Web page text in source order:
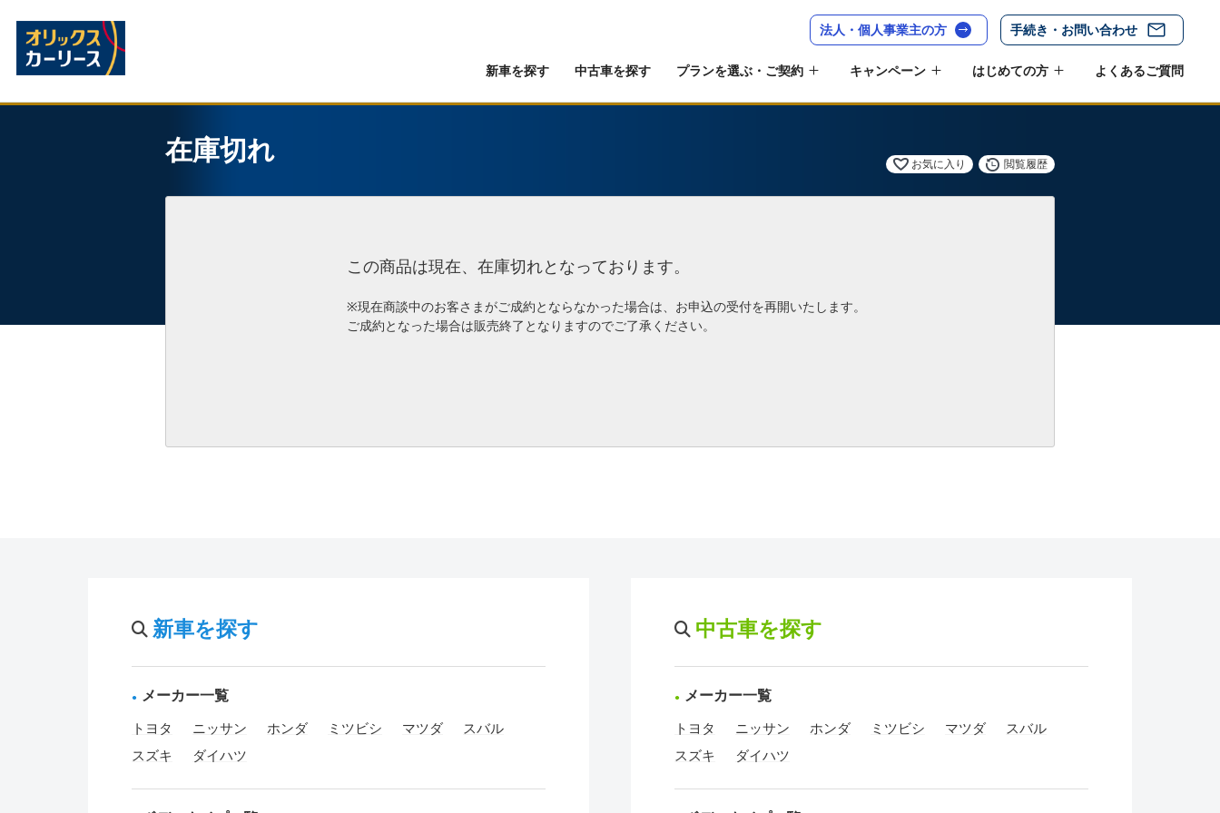
法人・個人事業主の方 手続き・お問い合わせ
新車を探す 中古車を探す プランを選ぶ・ご契約 キャンペーン はじめての方 よくあるご質問
在庫切れ お気に入り 閲覧履歴
この商品は現在、在庫切れとなっております。
※現在商談中のお客さまがご成約とならなかった場合は、お申込の受付を再開いたします。
ご成約となった場合は販売終了となりますのでご了承ください。
新車を探す
メーカー一覧
トヨタ ニッサン ホンダ ミツビシ マツダ
スバル
スズキ
ダイハツ
中古車を探す
メーカー一覧
トヨタ ニッサン ホンダ ミツビシ マツダ
スバル
スズキ
ダイハツ